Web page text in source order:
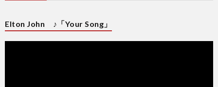
Elton John ♪「Your Song」
動